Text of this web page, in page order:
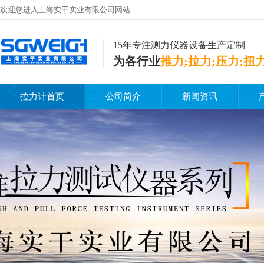
欢迎您进入上海实干实业有限公司网站
15年专注测力仪器设备生产定制
为各行业推力;拉力;压力;扭
拉力计首页 公司简介 新闻资讯